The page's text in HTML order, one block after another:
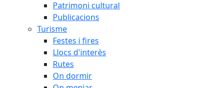
Patrimoni cultural
Publicacions
Turisme
Festes i fires
Llocs d'interès
Rutes
On dormir